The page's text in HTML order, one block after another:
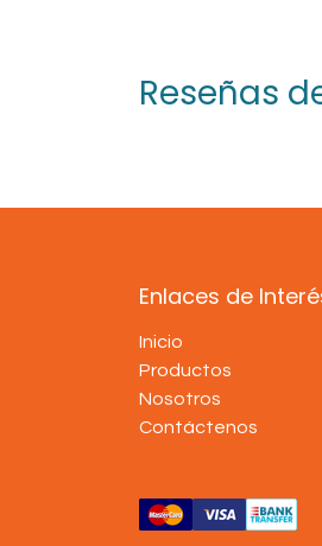
Reseñas
Enlaces de
Inicio
Productos
Nosotros
Contáctenos